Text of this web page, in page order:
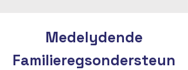
Medelydende
Familieregsondersteun